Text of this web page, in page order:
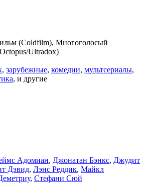
(Coldfilm), Многоголосый
Ultradox)
, зарубежные, комедии, мультсериалы,
, и другие
Адомиан, Джонатан Бэнкс, Джудит
Дэвид, Лэнс Реддик, Майкл
, Стефани Сюй